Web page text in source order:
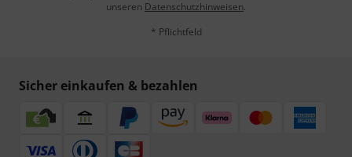
unseren Datenschutzhinweisen.
* Pflichtfeld
Sicher einkaufen & bezahlen